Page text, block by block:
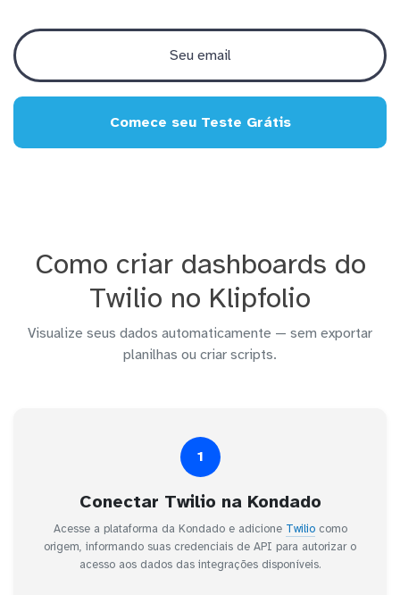
Comece seu Teste Grátis
Como criar dashboards do
Twilio no Klipfolio
Visualize seus dados automaticamente — sem exportar
planilhas ou criar scripts.
1
Conectar Twilio na Kondado
Acesse a plataforma da Kondado e adicione Twiliocomo
origem, informando suas credenciais de API para autorizar o
acesso aos dados das integrações disponíveis.